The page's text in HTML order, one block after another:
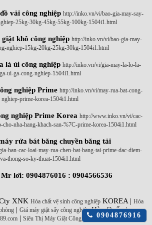
Click
để
0904876916
vải công nghiệp http://inko.vn/vi/bao-gia-may-say-
25kg-30kg-45kg-55kg-100kg-1504i1.html
khô công nghiệp http://inko.vn/vi/bao-gia-may-
nghiep-15kg-20kg-25kg-30kg-1504i1.html
là ủi công nghiệp http://inko.vn/vi/gia-may-la-lo-la-
ga-ui-ga-cong-nghiep-1504i1.html
nghiệp Prime http://inko.vn/vi/may-rua-bat-cong-
nghiep-prime-korea-1504i1.html
nghiệp Prime Korea http://www.inko.vn/vi/cac-
cho-nha-hang-khach-san-%7C-prime-korea-1504i1.html
rửa bát băng chuyền băng tải
ban-cac-loai-may-rua-chen-bat-bang-tai-prime-dac-diem-
va-thong-so-ky-thuat-1504i1.html
lơi: 0904876016 : 0904566536
XNK Hóa chất vệ sinh công nghiệp KOREA | Hóa
| Giá máy giặt sấy công nghiệpHàn Quốc |
| Siêu Thị Máy Giặt Công Nghiệp